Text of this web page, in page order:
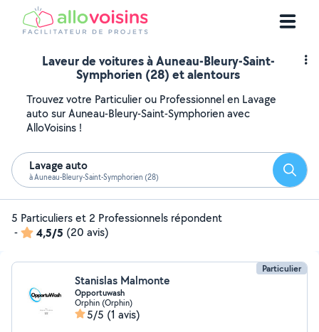
Laveur de voitures à Auneau-Bleury-Saint-
Symphorien (28) et alentours
Trouvez votre Particulier ou Professionnel en Lavage
auto sur Auneau-Bleury-Saint-Symphorien avec
AlloVoisins !
Lavage auto
à Auneau-Bleury-Saint-Symphorien (28)
5 Particuliers et 2 Professionnels répondent
-
4,5/5 (20 avis)
Particulier
Stanislas Malmonte
Opportuwash
Orphin (Orphin)
5/5 (1 avis)